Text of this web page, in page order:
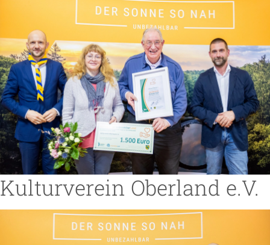
Kulturverein Oberland e.V.